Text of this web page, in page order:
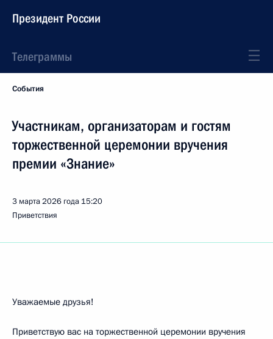
Президент России
Телеграммы
События
Участникам, организаторам и гостям
торжественной церемонии вручения
премии «Знание»
3 марта 2026 года 15:20
Приветствия
Уважаемые друзья!
Приветствую вас на торжественной церемонии вручения